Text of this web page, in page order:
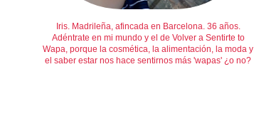
Iris. Madrileña, afincada en Barcelona. 36 años.
Adéntrate en mi mundo y el de Volver a Sentirte to
Wapa, porque la cosmética, la alimentación, la moda y
el saber estar nos hace sentirnos más 'wapas' ¿o no?